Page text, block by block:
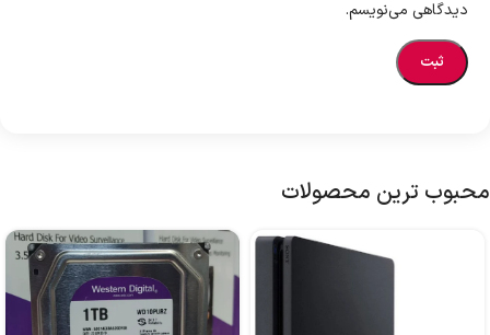
دیدگاهی می‌نویسم.
محبوب ترین محصولات